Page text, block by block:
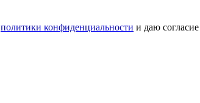
политики конфиденциальности и даю